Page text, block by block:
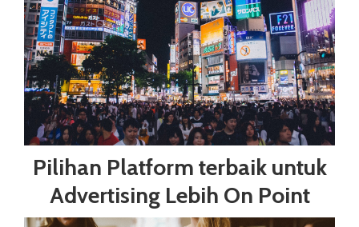
Pilihan Platform terbaik untuk
Advertising Lebih On Point